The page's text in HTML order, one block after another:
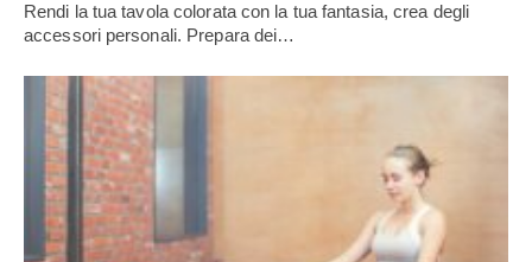
Rendi la tua tavola colorata con la tua fantasia, crea degli
accessori personali. Prepara dei…